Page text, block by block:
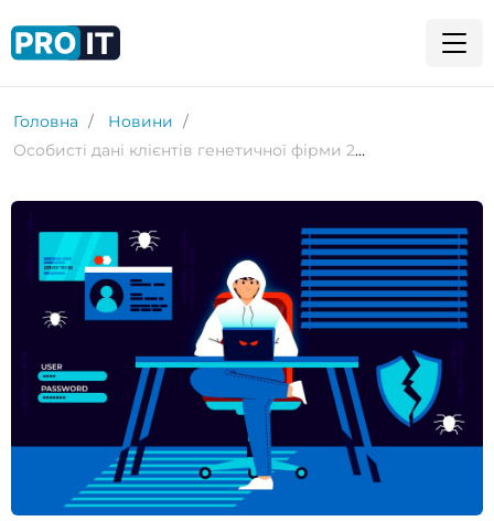
Головна
Новини
Особисті дані клієнтів генетичної фірми 23andMe були вкрадені під час хакерської атаки